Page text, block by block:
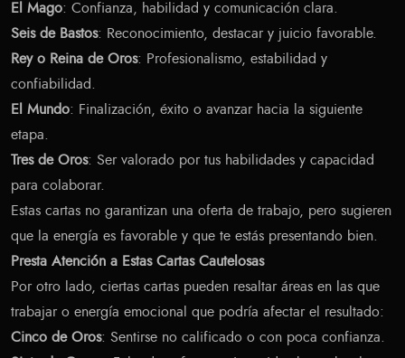
El Mago: Confianza, habilidad y comunicación clara.
Seis de Bastos: Reconocimiento, destacar y juicio favorable.
Rey o Reina de Oros: Profesionalismo, estabilidad y
confiabilidad.
El Mundo: Finalización, éxito o avanzar hacia la siguiente
etapa.
Tres de Oros: Ser valorado por tus habilidades y capacidad
para colaborar.
Estas cartas no garantizan una oferta de trabajo, pero sugieren
que la energía es favorable y que te estás presentando bien.
Presta Atención a Estas Cartas Cautelosas
Por otro lado, ciertas cartas pueden resaltar áreas en las que
trabajar o energía emocional que podría afectar el resultado:
Cinco de Oros: Sentirse no calificado o con poca confianza.